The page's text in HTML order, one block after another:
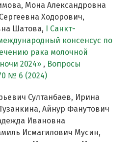
Мона Александровна
Ходорович,
Шатова,
I Cанкт-
консенсус по
рака молочной
2024» , Вопросы
№ 6 (2024)
Султанбаев, Ирина
Айнур Фанутович
Ивановна
Исмагилович Мусин,